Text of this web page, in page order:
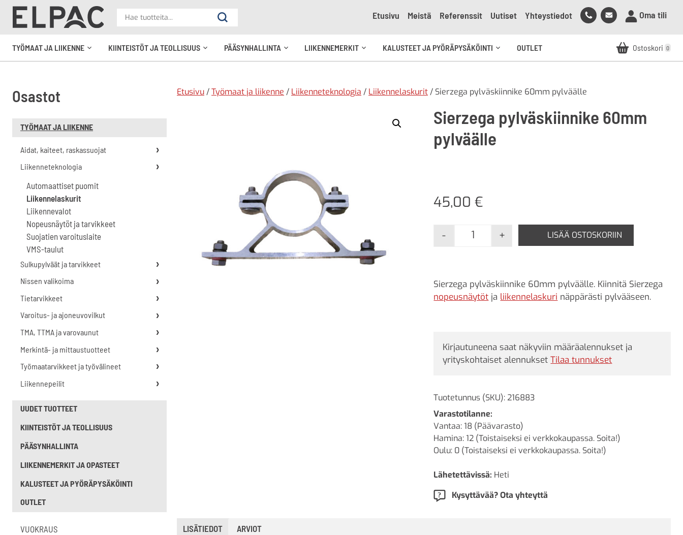
Hae
Hae
Etusivu Meistä Referenssit Uutiset Yhteystiedot
Soita
meille
Lähetä
meille
Oma tili
TYÖMAAT JA LIIKENNE
KIINTEISTÖT JA TEOLLISUUS
PÄÄSYNHALLINTA
LIIKENNEMERKIT
KALUSTEET JA PYÖRÄPYSÄKÖINTI
OUTLET Ostoskori 0
Osastot
TYÖMAAT JA LIIKENNE
Aidat, kaiteet, raskassuojat
Liikenneteknologia
Automaattiset puomit
Liikennelaskurit
Liikennevalot
Nopeusnäytöt ja tarvikkeet
Suojatien varoituslaite
VMS-taulut
Sulkupylväät ja tarvikkeet
Nissen valikoima
Tietarvikkeet
Varoitus- ja ajoneuvovilkut
TMA, TTMA ja varovaunut
Merkintä- ja mittaustuotteet
Työmaatarvikkeet ja työvälineet
Liikennepeilit
UUDET TUOTTEET
KIINTEISTÖT JA TEOLLISUUS
PÄÄSYNHALLINTA
LIIKENNEMERKIT JA OPASTEET
KALUSTEET JA PYÖRÄPYSÄKÖINTI
OUTLET
VUOKRAUS
Etusivu /Työmaat ja liikenne / Liikenneteknologia / Liikennelaskurit / Sierzega pylväskiinnike 60mm pylväälle
Sierzega pylväskiinnike 60mm
pylväälle
45,00€
Sierzega pylväskiinnike 60mm pylväälle määrä
- + LISÄÄ OSTOSKORIIN
Sierzega pylväskiinnike 60mm pylväälle. Kiinnitä Sierzega
nopeusnäytöt ja liikennelaskuri näppärästi pylvääseen.
Kirjautuneena saat näkyviin määräalennukset ja
yrityskohtaiset alennuksetTilaa tunnukset
Tuotetunnus (SKU): 216883
Varastotilanne:
Vantaa: 18 (Päävarasto)
Hamina: 12 (Toistaiseksi ei verkkokaupassa. Soita!)
Oulu: 0 (Toistaiseksi ei verkkokaupassa. Soita!)
Lähetettävissä: Heti
Kysyttävää? Ota yhteyttä
LISÄTIEDOT ARVIOT